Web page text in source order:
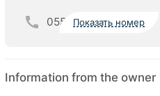
055 Показать номер
Information from the owner